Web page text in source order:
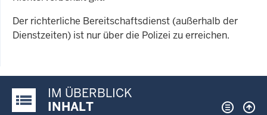
Der richterliche Bereitschaftsdienst (außerhalb der
Dienstzeiten) ist nur über die Polizei zu erreichen.
Justiz-Portal im Überblick:
IM ÜBERBLICK
INHALT